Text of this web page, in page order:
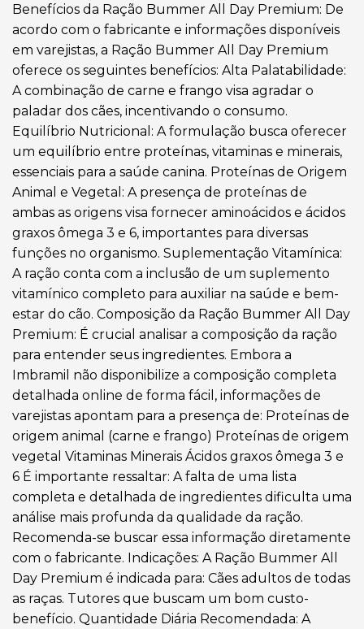
Benefícios da Ração Bummer All Day Premium: De
acordo com o fabricante e informações disponíveis
em varejistas, a Ração Bummer All Day Premium
oferece os seguintes benefícios: Alta Palatabilidade:
A combinação de carne e frango visa agradar o
paladar dos cães, incentivando o consumo.
Equilíbrio Nutricional: A formulação busca oferecer
um equilíbrio entre proteínas, vitaminas e minerais,
essenciais para a saúde canina. Proteínas de Origem
Animal e Vegetal: A presença de proteínas de
ambas as origens visa fornecer aminoácidos e ácidos
graxos ômega 3 e 6, importantes para diversas
funções no organismo. Suplementação Vitamínica:
A ração conta com a inclusão de um suplemento
vitamínico completo para auxiliar na saúde e bem-
estar do cão. Composição da Ração Bummer All Day
Premium: É crucial analisar a composição da ração
para entender seus ingredientes. Embora a
Imbramil não disponibilize a composição completa
detalhada online de forma fácil, informações de
varejistas apontam para a presença de: Proteínas de
origem animal (carne e frango) Proteínas de origem
vegetal Vitaminas Minerais Ácidos graxos ômega 3 e
6 É importante ressaltar: A falta de uma lista
completa e detalhada de ingredientes dificulta uma
análise mais profunda da qualidade da ração.
Recomenda-se buscar essa informação diretamente
com o fabricante. Indicações: A Ração Bummer All
Day Premium é indicada para: Cães adultos de todas
as raças. Tutores que buscam um bom custo-
benefício. Quantidade Diária Recomendada: A